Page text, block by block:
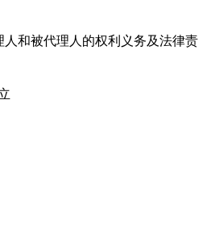
人和被代理人的权利义务及法律责